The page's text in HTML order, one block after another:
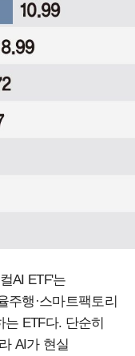
AI ETF'는
주행·스마트팩토리
ETF다. 단순히
AI가 현실